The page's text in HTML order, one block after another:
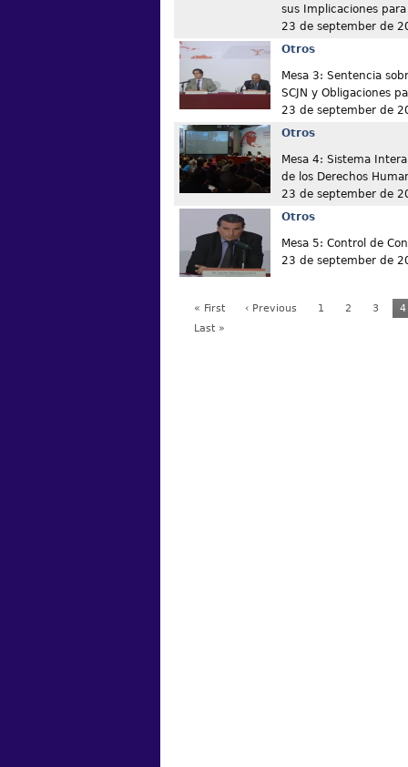
sus Implicaciones
23 de september de
Otros
Mesa 3: Sentencia
SCJN y Obligaciones
23 de september de
Otros
Mesa 4: Sistema
de los Derechos
23 de september de
Otros
Mesa 5: Control de
23 de september de
« First ‹ Previous 1 2 3
4
Last »